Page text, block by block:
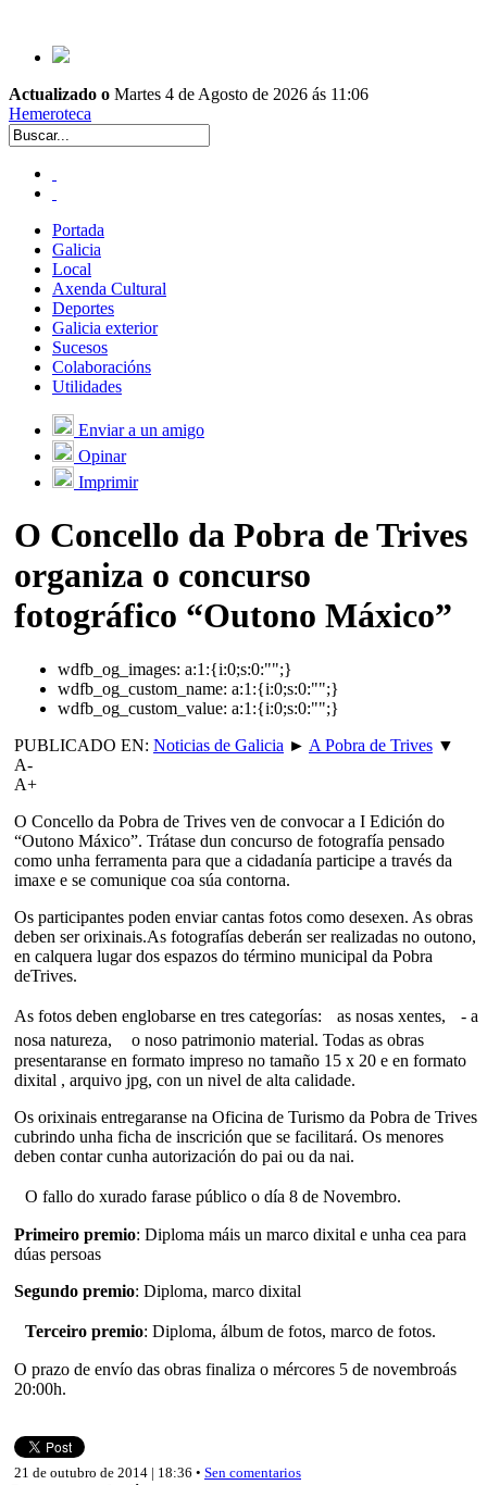
Actualizado o Martes 4 de Agosto de 2026 ás 11:06
Hemeroteca
Portada
Galicia
Local
Axenda Cultural
Deportes
Galicia exterior
Sucesos
Colaboracións
Utilidades
Enviar a un amigo
Opinar
Imprimir
O Concello da Pobra de Trives
organiza o concurso
fotográfico “Outono Máxico”
wdfb_og_images: a:1:{i:0;s:0:"";}
wdfb_og_custom_name: a:1:{i:0;s:0:"";}
wdfb_og_custom_value: a:1:{i:0;s:0:"";}
PUBLICADO EN: Noticias de Galicia ► A Pobra de Trives ▼
A-
A+
O Concello da Pobra de Trives ven de convocar a I Edición do
“Outono Máxico”. Trátase dun concurso de fotografía pensado
como unha ferramenta para que a cidadanía participe a través da
imaxe e se comunique coa súa contorna.
Os participantes poden enviar cantas fotos como desexen. As obras
deben ser orixinais.As fotografías deberán ser realizadas no outono,
en calquera lugar dos espazos do término municipal da Pobra
deTrives.
As fotos deben englobarse en tres categorías: as nosas xentes, - a
nosa natureza, o noso patrimonio material. Todas as obras
presentaranse en formato impreso no tamaño 15 x 20 e en formato
dixital , arquivo jpg, con un nivel de alta calidade.
Os orixinais entregaranse na Oficina de Turismo da Pobra de Trives
cubrindo unha ficha de inscrición que se facilitará. Os menores
deben contar cunha autorización do pai ou da nai.
O fallo do xurado farase público o día 8 de Novembro.
Primeiro premio: Diploma máis un marco dixital e unha cea para
dúas persoas
Segundo premio: Diploma, marco dixital
Terceiro premio: Diploma, álbum de fotos, marco de fotos.
O prazo de envío das obras finaliza o mércores 5 de novembroás
20:00h.
21 de outubro de 2014 | 18:36 • Sen comentarios